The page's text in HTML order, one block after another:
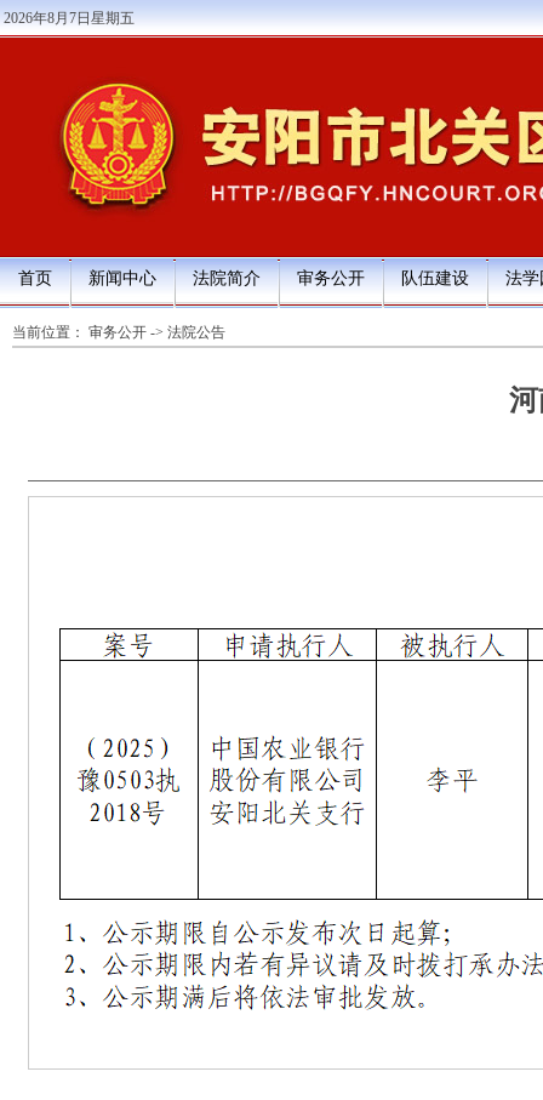
2026年8月7日星期五
首页 新闻中心 法院简介 审务公开 队伍建设 法学
当前位置： 审务公开 -> 法院公告